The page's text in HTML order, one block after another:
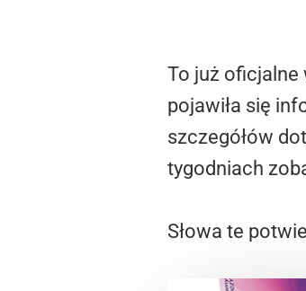
To już oficjalne
pojawiła się
szczegółów
tygodniach
Słowa te